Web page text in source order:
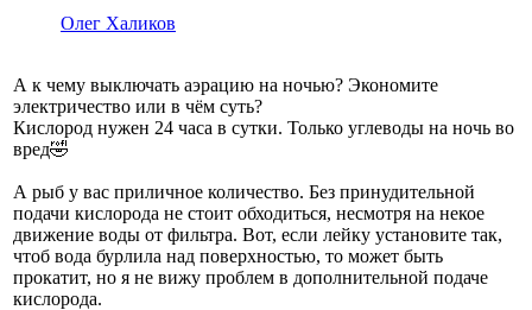
Олег Халиков
А к чему выключать аэрацию на ночью? Экономите
электричество или в чём суть?
Кислород нужен 24 часа в сутки. Только углеводы на ночь во
вред🤣
А рыб у вас приличное количество. Без принудительной
подачи кислорода не стоит обходиться, несмотря на некое
движение воды от фильтра. Вот, если лейку установите так,
чтоб вода бурлила над поверхностью, то может быть
прокатит, но я не вижу проблем в дополнительной подаче
кислорода.